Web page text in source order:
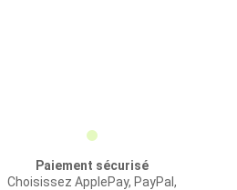
Paiement sécurisé
Choisissez ApplePay, PayPal,